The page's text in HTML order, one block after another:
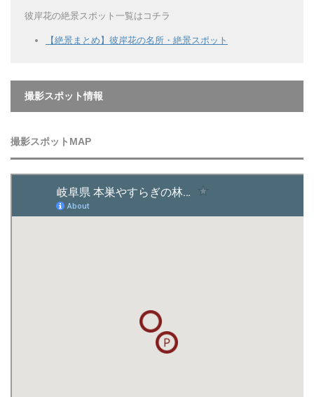
彼岸花の絶景スポット一覧はコチラ
【絶景まとめ】彼岸花の名所・絶景スポット
撮影スポット情報
撮影スポットMAP